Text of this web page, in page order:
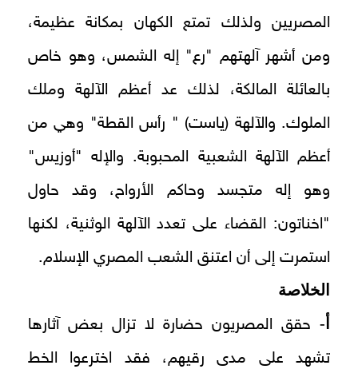
المصريين ولذلك تمتع الكهان بمكانة عظيمة،
ومن أشهر آلهتهم "رع" إله الشمس، وهو خاص
بالعائلة المالكة، لذلك عد أعظم الآلهة وملك
الملوك. والآلهة (ياست) " رأس القطة" وهي من
أعظم الآلهة الشعبية المحبوبة. والإله "أوزيس"
وهو إله متجسد وحاكم الأرواح، وقد حاول
"اخناتون: القضاء على تعدد الآلهة الوثنية، لكنها
استمرت إلى أن اعتنق الشعب المصري الإسلام.
الخلاصة
أ- حقق المصريون حضارة لا تزال بعض آثارها
تشهد على مدى رقيهم، فقد اخترعوا الخط